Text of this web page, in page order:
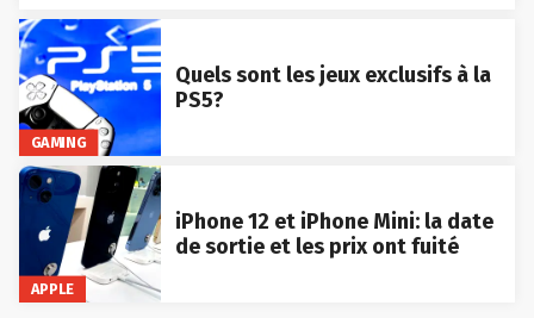
GAMING
Quels sont les jeux exclusifs à la
PS5?
APPLE
iPhone 12 et iPhone Mini: la date
de sortie et les prix ont fuité